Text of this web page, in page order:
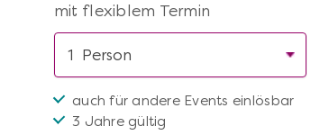
mit flexiblem Termin
auch für andere Events einlösbar
3 Jahre gültig